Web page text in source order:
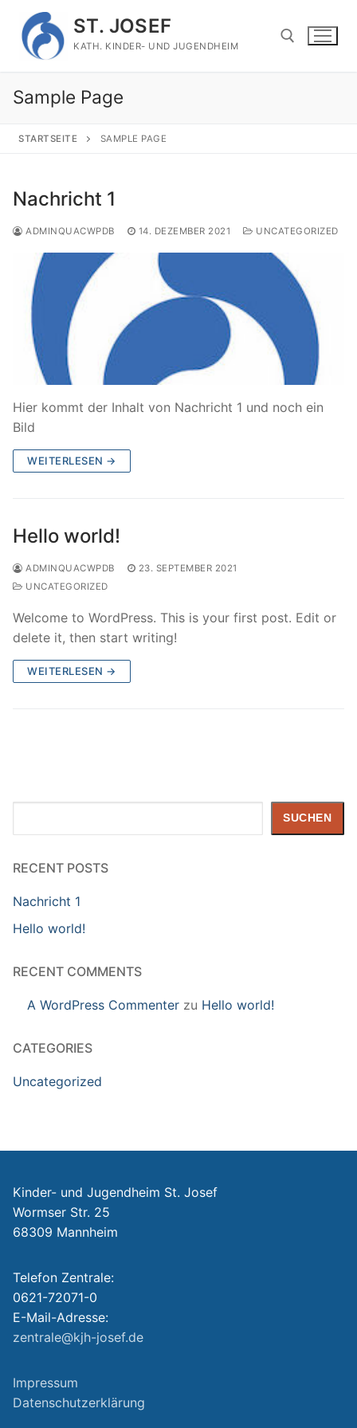
Inhalt
springen
ST. JOSEF
KATH. KINDER- UND JUGENDHEIM
Sample Page
STARTSEITE SAMPLE PAGE
Nachricht 1
ADMINQUACWPDB 14. DEZEMBER 2021 UNCATEGORIZED
Hier kommt der Inhalt von Nachricht 1 und noch ein
Bild
WEITERLESEN →
Hello world!
ADMINQUACWPDB
23. SEPTEMBER 2021
UNCATEGORIZED
Welcome to WordPress. This is your first post. Edit or
delete it, then start writing!
WEITERLESEN →
SUCHEN
RECENT POSTS
Nachricht 1
Hello world!
RECENT COMMENTS
A WordPress Commenter zu Hello world!
CATEGORIES
Uncategorized
Kinder- und Jugendheim St. Josef
Wormser Str. 25
68309 Mannheim
Telefon Zentrale:
0621-72071-0
E-Mail-Adresse:
zentrale@kjh-josef.de
Impressum
Datenschutzerklärung